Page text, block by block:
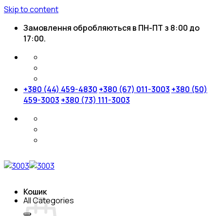
Skip to content
Замовлення обробляються в ПН-ПТ з 8:00 до
17:00.
+380 (44) 459-4830 +380 (67) 011-3003 +380 (50)
459-3003 +380 (73) 111-3003
Кошик
All Categories